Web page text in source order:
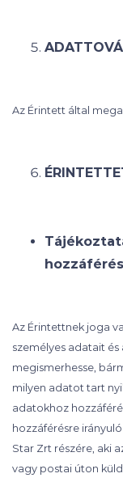
Az Érintett által
hozzáférés
Az Érintettnek joga
személyes adatait
megismerhesse,
milyen adatot tart
adatokhoz
hozzáférésre
Star Zrt részére, aki
vagy postai úton